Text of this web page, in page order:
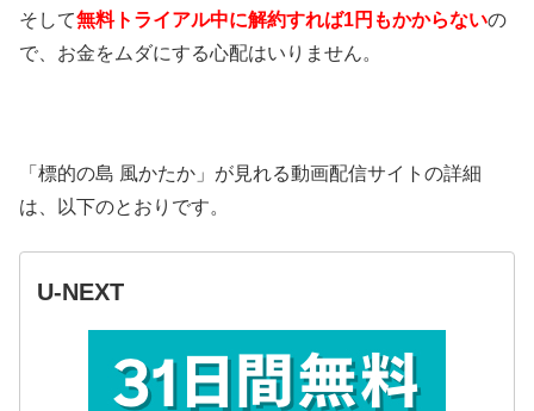
そして無料トライアル中に解約すれば1円もかからないの
で、お金をムダにする心配はいりません。
「標的の島 風かたか」が見れる動画配信サイトの詳細
は、以下のとおりです。
U-NEXT